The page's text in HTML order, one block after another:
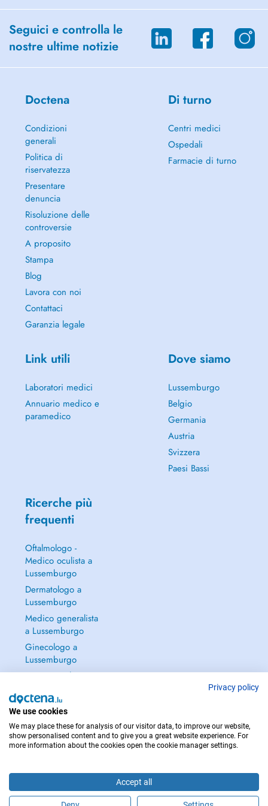
Seguici e controlla le
nostre ultime notizie
Doctena
Condizioni
generali
Politica di
riservatezza
Presentare
denuncia
Risoluzione delle
controversie
A proposito
Stampa
Blog
Lavora con noi
Contattaci
Garanzia legale
Di turno
Centri medici
Ospedali
Farmacie di turno
Link utili
Laboratori medici
Annuario medico e
paramedico
Dove siamo
Lussemburgo
Belgio
Germania
Austria
Svizzera
Paesi Bassi
Ricerche più
frequenti
Oftalmologo -
Medico oculista a
Lussemburgo
Dermatologo a
Lussemburgo
Medico generalista
a Lussemburgo
Ginecologo a
Lussemburgo
Continua a leggere
PER LE URGENZE, CONSULTARE : 112
Privacy policy
We use cookies
We may place these for analysis of our visitor data, to improve our website,
show personalised content and to give you a great website experience. For
more information about the cookies open the cookie manager settings.
Accept all